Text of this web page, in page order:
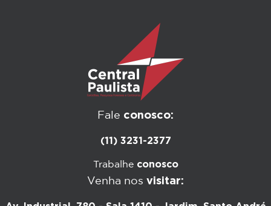
Fale conosco:
(11) 3231-2377
Trabalhe conosco
Venha nos visitar: